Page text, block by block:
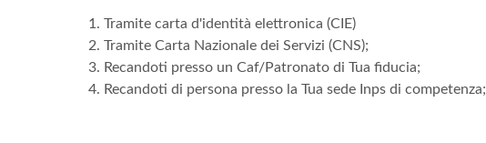
Tramite carta d'identità elettronica (CIE)
Tramite Carta Nazionale dei Servizi (CNS);
Recandoti presso un Caf/Patronato di Tua fiducia;
Recandoti di persona presso la Tua sede Inps di competenza;